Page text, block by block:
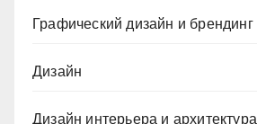
Графический дизайн и брендинг
Дизайн
Дизайн интерьера и архитектура